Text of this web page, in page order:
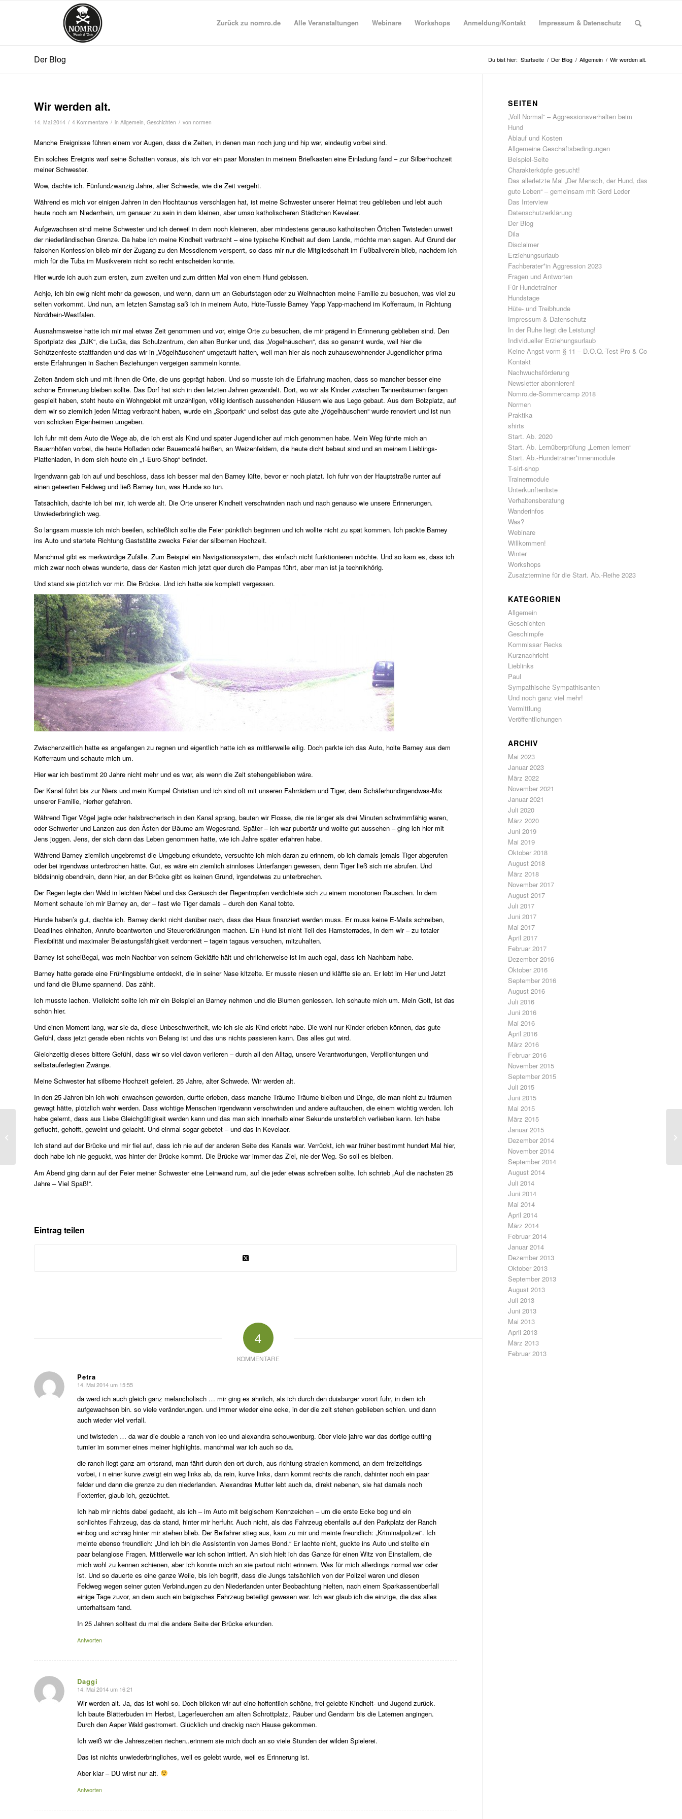
Zurück zu nomro.de Alle Veranstaltungen Webinare Workshops Anmeldung/Kontakt Impressum & Datenschutz
Der Blog Du bist hier: Startseite / Der Blog / Allgemein / Wir werden alt.
Wir werden alt.
14. Mai 2014 / 4 Kommentare / in Allgemein, Geschichten / von normen
Manche Ereignisse führen einem vor Augen, dass die Zeiten, in denen man noch jung und hip war, eindeutig vorbei sind.
Ein solches Ereignis warf seine Schatten voraus, als ich vor ein paar Monaten in meinem Briefkasten eine Einladung fand – zur Silberhochzeit
meiner Schwester.
Wow, dachte ich. Fünfundzwanzig Jahre, alter Schwede, wie die Zeit vergeht.
Während es mich vor einigen Jahren in den Hochtaunus verschlagen hat, ist meine Schwester unserer Heimat treu geblieben und lebt auch
heute noch am Niederrhein, um genauer zu sein in dem kleinen, aber umso katholischeren Städtchen Kevelaer.
Aufgewachsen sind meine Schwester und ich derweil in dem noch kleineren, aber mindestens genauso katholischen Örtchen Twisteden unweit
der niederländischen Grenze. Da habe ich meine Kindheit verbracht – eine typische Kindheit auf dem Lande, möchte man sagen. Auf Grund der
falschen Konfession blieb mir der Zugang zu den Messdienern versperrt, so dass mir nur die Mitgliedschaft im Fußballverein blieb, nachdem ich
mich für die Tuba im Musikverein nicht so recht entscheiden konnte.
Hier wurde ich auch zum ersten, zum zweiten und zum dritten Mal von einem Hund gebissen.
Achje, ich bin ewig nicht mehr da gewesen, und wenn, dann um an Geburtstagen oder zu Weihnachten meine Familie zu besuchen, was viel zu
selten vorkommt. Und nun, am letzten Samstag saß ich in meinem Auto, Hüte-Tussie Barney Yapp Yapp-machend im Kofferraum, in Richtung
Nordrhein-Westfalen.
Ausnahmsweise hatte ich mir mal etwas Zeit genommen und vor, einige Orte zu besuchen, die mir prägend in Erinnerung geblieben sind. Den
Sportplatz des „DJK“, die LuGa, das Schulzentrum, den alten Bunker und, das „Vogelhäuschen“, das so genannt wurde, weil hier die
Schützenfeste stattfanden und das wir in „Vögelhäuschen“ umgetauft hatten, weil man hier als noch zuhausewohnender Jugendlicher prima
erste Erfahrungen in Sachen Beziehungen vergeigen sammeln konnte.
Zeiten ändern sich und mit ihnen die Orte, die uns geprägt haben. Und so musste ich die Erfahrung machen, dass so mancher besser eine
schöne Erinnerung bleiben sollte. Das Dorf hat sich in den letzten Jahren gewandelt. Dort, wo wir als Kinder zwischen Tannenbäumen fangen
gespielt haben, steht heute ein Wohngebiet mit unzähligen, völlig identisch aussehenden Häusern wie aus Lego gebaut. Aus dem Bolzplatz, auf
dem wir so ziemlich jeden Mittag verbracht haben, wurde ein „Sportpark“ und selbst das gute alte „Vögelhäuschen“ wurde renoviert und ist nun
von schicken Eigenheimen umgeben.
Ich fuhr mit dem Auto die Wege ab, die ich erst als Kind und später Jugendlicher auf mich genommen habe. Mein Weg führte mich an
Bauernhöfen vorbei, die heute Hofladen oder Bauerncafé heißen, an Weizenfeldern, die heute dicht bebaut sind und an meinem Lieblings-
Plattenladen, in dem sich heute ein „1-Euro-Shop“ befindet.
Irgendwann gab ich auf und beschloss, dass ich besser mal den Barney lüfte, bevor er noch platzt. Ich fuhr von der Hauptstraße runter auf
einen geteerten Feldweg und ließ Barney tun, was Hunde so tun.
Tatsächlich, dachte ich bei mir, ich werde alt. Die Orte unserer Kindheit verschwinden nach und nach genauso wie unsere Erinnerungen.
Unwiederbringlich weg.
So langsam musste ich mich beeilen, schließlich sollte die Feier pünktlich beginnen und ich wollte nicht zu spät kommen. Ich packte Barney
ins Auto und startete Richtung Gaststätte zwecks Feier der silbernen Hochzeit.
Manchmal gibt es merkwürdige Zufälle. Zum Beispiel ein Navigationssystem, das einfach nicht funktionieren möchte. Und so kam es, dass ich
mich zwar noch etwas wunderte, dass der Kasten mich jetzt quer durch die Pampas führt, aber man ist ja technikhörig.
Und stand sie plötzlich vor mir. Die Brücke. Und ich hatte sie komplett vergessen.
Zwischenzeitlich hatte es angefangen zu regnen und eigentlich hatte ich es mittlerweile eilig. Doch parkte ich das Auto, holte Barney aus dem
Kofferraum und schaute mich um.
Hier war ich bestimmt 20 Jahre nicht mehr und es war, als wenn die Zeit stehengeblieben wäre.
Der Kanal führt bis zur Niers und mein Kumpel Christian und ich sind oft mit unseren Fahrrädern und Tiger, dem Schäferhundirgendwas-Mix
unserer Familie, hierher gefahren.
Während Tiger Vögel jagte oder halsbrecherisch in den Kanal sprang, bauten wir Flosse, die nie länger als drei Minuten schwimmfähig waren,
oder Schwerter und Lanzen aus den Ästen der Bäume am Wegesrand. Später – ich war pubertär und wollte gut aussehen – ging ich hier mit
Jens joggen. Jens, der sich dann das Leben genommen hatte, wie ich Jahre später erfahren habe.
Während Barney ziemlich ungebremst die Umgebung erkundete, versuchte ich mich daran zu erinnern, ob ich damals jemals Tiger abgerufen
oder bei irgendwas unterbrochen hätte. Gut, es wäre ein ziemlich sinnloses Unterfangen gewesen, denn Tiger ließ sich nie abrufen. Und
blödsinnig obendrein, denn hier, an der Brücke gibt es keinen Grund, irgendetwas zu unterbrechen.
Der Regen legte den Wald in leichten Nebel und das Geräusch der Regentropfen verdichtete sich zu einem monotonen Rauschen. In dem
Moment schaute ich mir Barney an, der – fast wie Tiger damals – durch den Kanal tobte.
Hunde haben’s gut, dachte ich. Barney denkt nicht darüber nach, dass das Haus finanziert werden muss. Er muss keine E-Mails schreiben,
Deadlines einhalten, Anrufe beantworten und Steuererklärungen machen. Ein Hund ist nicht Teil des Hamsterrades, in dem wir – zu totaler
Flexibilität und maximaler Belastungsfähigkeit verdonnert – tagein tagaus versuchen, mitzuhalten.
Barney ist scheißegal, was mein Nachbar von seinem Gekläffe hält und ehrlicherweise ist im auch egal, dass ich Nachbarn habe.
Barney hatte gerade eine Frühlingsblume entdeckt, die in seiner Nase kitzelte. Er musste niesen und kläffte sie an. Er lebt im Hier und Jetzt
und fand die Blume spannend. Das zählt.
Ich musste lachen. Vielleicht sollte ich mir ein Beispiel an Barney nehmen und die Blumen geniessen. Ich schaute mich um. Mein Gott, ist das
schön hier.
Und einen Moment lang, war sie da, diese Unbeschwertheit, wie ich sie als Kind erlebt habe. Die wohl nur Kinder erleben können, das gute
Gefühl, dass jetzt gerade eben nichts von Belang ist und das uns nichts passieren kann. Das alles gut wird.
Gleichzeitig dieses bittere Gefühl, dass wir so viel davon verlieren – durch all den Alltag, unsere Verantwortungen, Verpflichtungen und
selbstauferlegten Zwänge.
Meine Schwester hat silberne Hochzeit gefeiert. 25 Jahre, alter Schwede. Wir werden alt.
In den 25 Jahren bin ich wohl erwachsen geworden, durfte erleben, dass manche Träume Träume bleiben und Dinge, die man nicht zu träumen
gewagt hätte, plötzlich wahr werden. Dass wichtige Menschen irgendwann verschwinden und andere auftauchen, die einem wichtig werden. Ich
habe gelernt, dass aus Liebe Gleichgültigkeit werden kann und das man sich innerhalb einer Sekunde unsterblich verlieben kann. Ich habe
geflucht, gehofft, geweint und gelacht. Und einmal sogar gebetet – und das in Kevelaer.
Ich stand auf der Brücke und mir fiel auf, dass ich nie auf der anderen Seite des Kanals war. Verrückt, ich war früher bestimmt hundert Mal hier,
doch habe ich nie geguckt, was hinter der Brücke kommt. Die Brücke war immer das Ziel, nie der Weg. So soll es bleiben.
Am Abend ging dann auf der Feier meiner Schwester eine Leinwand rum, auf die jeder etwas schreiben sollte. Ich schrieb „Auf die nächsten 25
Jahre – Viel Spaß!“.
Eintrag teilen
4
KOMMENTARE
Petra
sagte:
14. Mai 2014 um 15:55
da werd ich auch gleich ganz melancholisch … mir ging es ähnlich, als ich durch den duisburger vorort fuhr, in dem ich
aufgewachsen bin. so viele veränderungen. und immer wieder eine ecke, in der die zeit stehen geblieben schien. und dann
auch wieder viel verfall.
und twisteden … da war die double a ranch von leo und alexandra schouwenburg. über viele jahre war das dortige cutting
turnier im sommer eines meiner highlights. manchmal war ich auch so da.
die ranch liegt ganz am ortsrand, man fährt durch den ort durch, aus richtung straelen kommend, an dem freizeitdings
vorbei, i n einer kurve zweigt ein weg links ab, da rein, kurve links, dann kommt rechts die ranch, dahinter noch ein paar
felder und dann die grenze zu den niederlanden. Alexandras Mutter lebt auch da, direkt nebenan, sie hat damals noch
Foxterrier, glaub ich, gezüchtet.
Ich hab mir nichts dabei gedacht, als ich – im Auto mit belgischem Kennzeichen – um die erste Ecke bog und ein
schlichtes Fahrzeug, das da stand, hinter mir herfuhr. Auch nicht, als das Fahrzeug ebenfalls auf den Parkplatz der Ranch
einbog und schräg hinter mir stehen blieb. Der Beifahrer stieg aus, kam zu mir und meinte freundlich: „Kriminalpolizei“. Ich
meinte ebenso freundlich: „Und ich bin die Assistentin von James Bond.“ Er lachte nicht, guckte ins Auto und stellte ein
paar belanglose Fragen. Mittlerweile war ich schon irritiert. An sich hielt ich das Ganze für einen Witz von Einstallern, die
mich wohl zu kennen schienen, aber ich konnte mich an sie partout nicht erinnern. Was für mich allerdings normal war oder
ist. Und so dauerte es eine ganze Weile, bis ich begriff, dass die Jungs tatsächlich von der Polizei waren und diesen
Feldweg wegen seiner guten Verbindungen zu den Niederlanden unter Beobachtung hielten, nach einem Sparkassenüberfall
einige Tage zuvor, an dem auch ein belgisches Fahrzeug beteiligt gewesen war. Ich war glaub ich die einzige, die das alles
unterhaltsam fand.
In 25 Jahren solltest du mal die andere Seite der Brücke erkunden.
Antworten
Daggi
sagte:
14. Mai 2014 um 16:21
Wir werden alt. Ja, das ist wohl so. Doch blicken wir auf eine hoffentlich schöne, frei gelebte Kindheit- und Jugend zurück.
Ich baute Blätterbuden im Herbst, Lagerfeuerchen am alten Schrottplatz, Räuber und Gendarm bis die Laternen angingen.
Durch den Aaper Wald gestromert. Glücklich und dreckig nach Hause gekommen.
Ich weiß wir die Jahreszeiten riechen..erinnern sie mich doch an so viele Stunden der wilden Spielerei.
Das ist nichts unwiederbringliches, weil es gelebt wurde, weil es Erinnerung ist.
Aber klar – DU wirst nur alt.
Antworten
SEITEN
„Voll Normal“ – Aggressionsverhalten beim
Hund
Ablauf und Kosten
Allgemeine Geschäftsbedingungen
Beispiel-Seite
Charakterköpfe gesucht!
Das allerletzte Mal „Der Mensch, der Hund, das
gute Leben“ – gemeinsam mit Gerd Leder
Das Interview
Datenschutzerklärung
Der Blog
Dila
Disclaimer
Erziehungsurlaub
Fachberater*in Aggression 2023
Fragen und Antworten
Für Hundetrainer
Hundstage
Hüte- und Treibhunde
Impressum & Datenschutz
In der Ruhe liegt die Leistung!
Individueller Erziehungsurlaub
Keine Angst vorm § 11 – D.O.Q.-Test Pro & Co
Kontakt
Nachwuchsförderung
Newsletter abonnieren!
Nomro.de-Sommercamp 2018
Normen
Praktika
shirts
Start. Ab. 2020
Start. Ab. Lernüberprüfung „Lernen lernen“
Start. Ab.-Hundetrainer*innenmodule
T-sirt-shop
Trainermodule
Unterkunftenliste
Verhaltensberatung
Wanderinfos
Was?
Webinare
Willkommen!
Winter
Workshops
Zusatztermine für die Start. Ab.-Reihe 2023
KATEGORIEN
Allgemein
Geschichten
Geschimpfe
Kommissar Recks
Kurznachricht
Lieblinks
Paul
Sympathische Sympathisanten
Und noch ganz viel mehr!
Vermittlung
Veröffentlichungen
ARCHIV
Mai 2023
Januar 2023
März 2022
November 2021
Januar 2021
Juli 2020
März 2020
Juni 2019
Mai 2019
Oktober 2018
August 2018
März 2018
November 2017
August 2017
Juli 2017
Juni 2017
Mai 2017
April 2017
Februar 2017
Dezember 2016
Oktober 2016
September 2016
August 2016
Juli 2016
Juni 2016
Mai 2016
April 2016
März 2016
Februar 2016
November 2015
September 2015
Juli 2015
Juni 2015
Mai 2015
März 2015
Januar 2015
Dezember 2014
November 2014
September 2014
August 2014
Juli 2014
Juni 2014
Mai 2014
April 2014
März 2014
Februar 2014
Januar 2014
Dezember 2013
Oktober 2013
September 2013
August 2013
Juli 2013
Juni 2013
Mai 2013
April 2013
März 2013
Februar 2013
Dem Guru seine Jünger